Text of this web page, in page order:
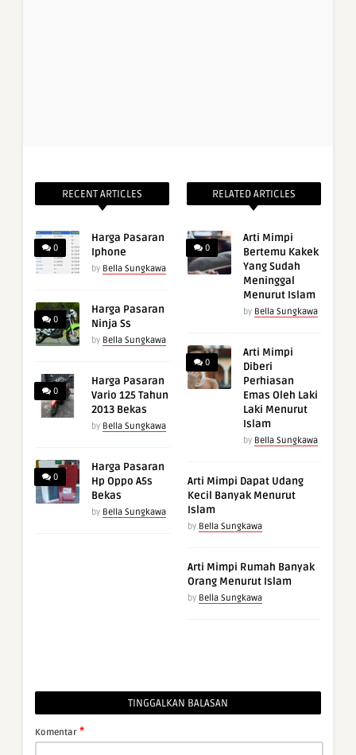
RECENT ARTICLES
0
Harga Pasaran
Iphone
by Bella Sungkawa
0
Harga Pasaran
Ninja Ss
by Bella Sungkawa
0
Harga Pasaran
Vario 125 Tahun
2013 Bekas
by Bella Sungkawa
0
Harga Pasaran
Hp Oppo A5s
Bekas
by Bella Sungkawa
RELATED ARTICLES
0
Arti Mimpi
Bertemu Kakek
Yang Sudah
Meninggal
Menurut Islam
by Bella Sungkawa
0
Arti Mimpi
Diberi
Perhiasan
Emas Oleh Laki
Laki Menurut
Islam
by Bella Sungkawa
Arti Mimpi Dapat Udang
Kecil Banyak Menurut
Islam
by Bella Sungkawa
Arti Mimpi Rumah Banyak
Orang Menurut Islam
by Bella Sungkawa
TINGGALKAN BALASAN
Komentar *